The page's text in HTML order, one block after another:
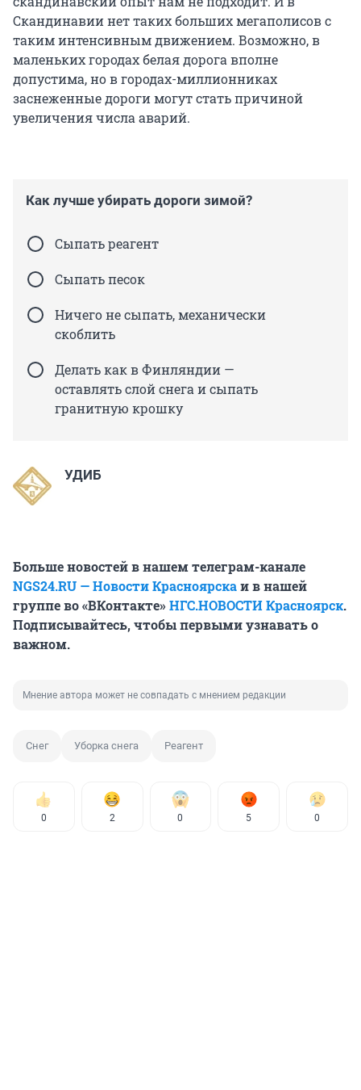
Скандинавии нет таких больших мегаполисов с
таким интенсивным движением. Возможно, в
маленьких городах белая дорога вполне
допустима, но в городах-миллионниках
заснеженные дороги могут стать причиной
увеличения числа аварий.
Как лучше убирать дороги зимой?
Сыпать реагент
Сыпать песок
Ничего не сыпать, механически
скоблить
Делать как в Финляндии —
оставлять слой снега и сыпать
гранитную крошку
УДИБ
Больше новостей в нашем телеграм-канале
NGS24.RU — Новости Красноярскаи в нашей
группе во «ВКонтакте»НГС.НОВОСТИ Красноярск.
Подписывайтесь, чтобы первыми узнавать о
важном.
Мнение автора может не совпадать с мнением редакции
Снег Уборка снега Реагент
0 2 0 5 0